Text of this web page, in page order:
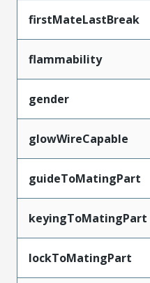
firstMateLastBreak
flammability
gender
glowWireCapable
guideToMatingPart
keyingToMatingPart
lockToMatingPart